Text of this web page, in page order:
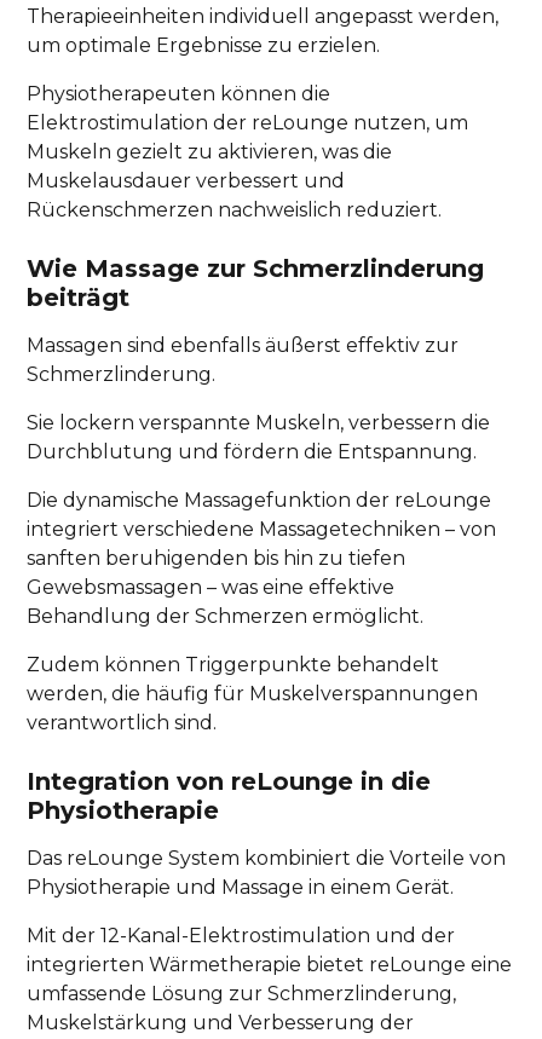
Therapieeinheiten individuell angepasst werden,
um optimale Ergebnisse zu erzielen.
Physiotherapeuten können die
Elektrostimulation der reLounge nutzen, um
Muskeln gezielt zu aktivieren, was die
Muskelausdauer verbessert und
Rückenschmerzen nachweislich reduziert.
Wie Massage zur Schmerzlinderung
beiträgt
Massagen sind ebenfalls äußerst effektiv zur
Schmerzlinderung.
Sie lockern verspannte Muskeln, verbessern die
Durchblutung und fördern die Entspannung.
Die dynamische Massagefunktion der reLounge
integriert verschiedene Massagetechniken – von
sanften beruhigenden bis hin zu tiefen
Gewebsmassagen – was eine effektive
Behandlung der Schmerzen ermöglicht.
Zudem können Triggerpunkte behandelt
werden, die häufig für Muskelverspannungen
verantwortlich sind.
Integration von reLounge in die
Physiotherapie
Das reLounge System kombiniert die Vorteile von
Physiotherapie und Massage in einem Gerät.
Mit der 12-Kanal-Elektrostimulation und der
integrierten Wärmetherapie bietet reLounge eine
umfassende Lösung zur Schmerzlinderung,
Muskelstärkung und Verbesserung der